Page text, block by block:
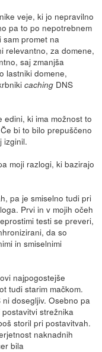
veje, ki jo nepravilno
pa to po nepotrebnem
promet na
relevantno, za domene,
saj zmanjša
lastniki domene,
caching DNS
edini, ki ima možnost to
bi to bilo prepuščeno
izginil.
moji razlogi, ki bazirajo
pa je smiselno tudi pri
Prvi in v mojih očeh
testi se preveri,
da so
in smiselnimi
najpogostejše
tudi starim mačkom.
dosegljiv. Osebno pa
strežnika
storil pri postavitvah.
naknadnih
bila